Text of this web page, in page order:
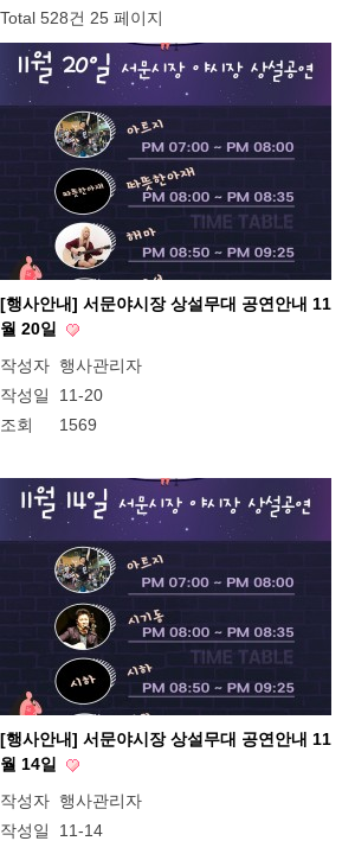
Total 528건 25 페이지
[행사안내] 서문야시장 상설무대 공연안내 11
월 20일
작성자 행사관리자
작성일
11-20
조회
1569
[행사안내] 서문야시장 상설무대 공연안내 11
월 14일
작성자 행사관리자
작성일
11-14